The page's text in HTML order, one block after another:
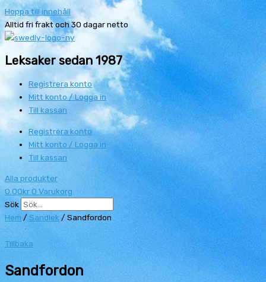
Hoppa till innehåll
Alltid fri frakt och 30 dagar netto
Leksaker sedan 1987
Registrera konto
Mitt konto / Logga in
Till kassan
Registrera konto
Mitt konto / Logga in
Till kassan
Alla produkter
0.00kr0 Varukorg
Sök
Hem / Sandlek/ Sandfordon
Tillbaka
Sandfordon